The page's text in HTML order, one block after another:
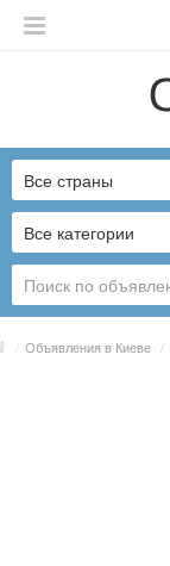
English
Русский
Українська
Все категории
Все страны
Объявления в Киеве /